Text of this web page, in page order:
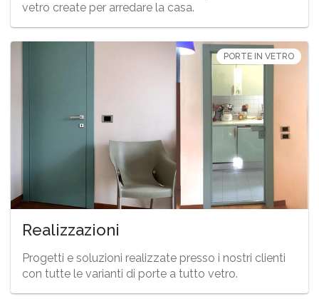
vetro create per arredare la casa.
PORTE IN VETRO
Realizzazioni
Progetti e soluzioni realizzate presso i nostri clienti
con tutte le varianti di porte a tutto vetro.